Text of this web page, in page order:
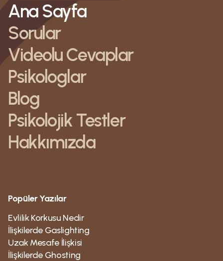
Ana Sayfa
Sorular
Videolu Cevaplar
Psikologlar
Blog
Psikolojik Testler
Hakkımızda
Popüler Yazılar
Evlilik Korkusu Nedir
İlişkilerde Gaslighting
Uzak Mesafe İlişkisi
İlişkilerde Ghosting